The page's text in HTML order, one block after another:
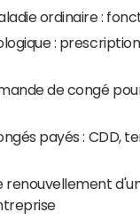
ordinaire :
:
de congé
payés : CDD,
renouvellement